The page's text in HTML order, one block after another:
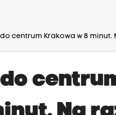
centrum Krakowa w 8